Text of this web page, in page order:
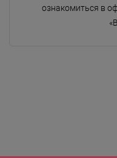
ознакомиться в